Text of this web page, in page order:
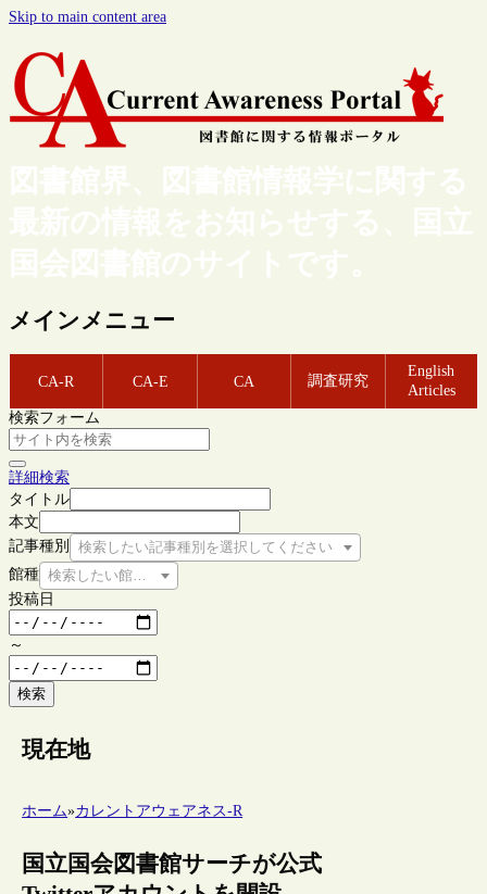
Skip to main content area
図書館界、図書館情報学に関する
最新の情報をお知らせする、国立
国会図書館のサイトです。
メインメニュー
CA-R CA-E CA 調査研究
English
Articles
検索フォーム
詳細検索
タイトル
本文
記事種別
検索したい記事種別を選択してください
館種 検索したい館種を選択してください
投稿日
～
検索
現在地
ホーム»カレントアウェアネス-R
国立国会図書館サーチが公式